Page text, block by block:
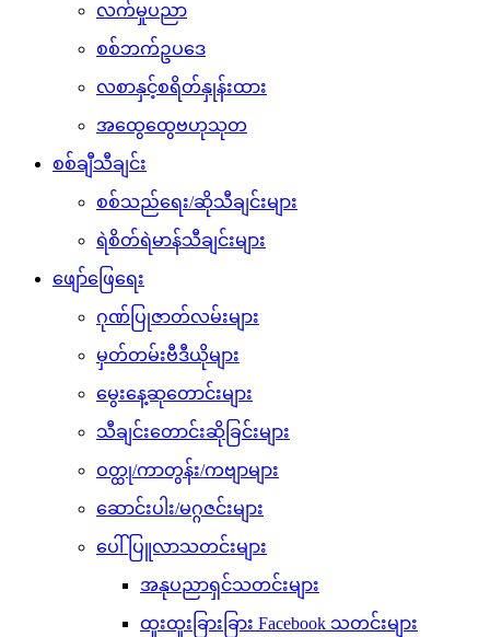
လက်မှုပညာ
စစ်ဘက်ဥပဒေ
လစာနှင့်စရိတ်နှုန်းထား
အထွေထွေဗဟုသုတ
စစ်ချီသီချင်း
စစ်သည်ရေး/ဆိုသီချင်းများ
ရဲစိတ်ရဲမာန်သီချင်းများ
ဖျော်ဖြေရေး
ဂုဏ်ပြုဇာတ်လမ်းများ
မှတ်တမ်းဗီဒီယိုများ
မွေးနေ့ဆုတောင်းများ
သီချင်းတောင်းဆိုခြင်းများ
ဝတ္ထု/ကာတွန်း/ကဗျာများ
ဆောင်းပါး/မဂ္ဂဇင်းများ
ပေါ်ပြူလာသတင်းများ
အနုပညာရှင်သတင်းများ
ထူးထူးခြားခြား Facebook သတင်းများ